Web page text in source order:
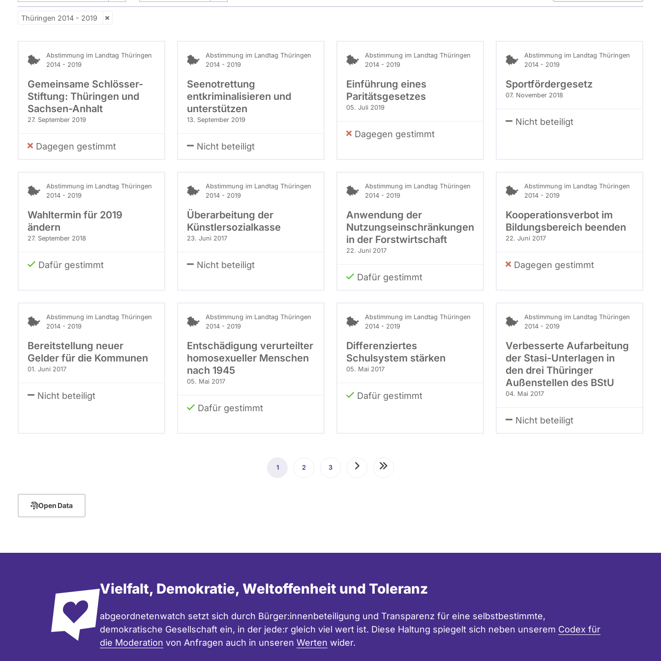
berücksichtigt.
Thüringen 2014 - 2019
Abstimmung im Landtag Thüringen
2014 - 2019
Gemeinsame Schlösser-
Stiftung: Thüringen und
Sachsen-Anhalt
27. September 2019
Dagegen gestimmt
Abstimmung im Landtag Thüringen
2014 - 2019
Seenotrettung
entkriminalisieren und
unterstützen
13. September 2019
Nicht beteiligt
Abstimmung im Landtag Thüringen
2014 - 2019
Einführung eines
Paritätsgesetzes
05. Juli 2019
Dagegen gestimmt
Abstimmung im Landtag Thüringen
2014 - 2019
Sportfördergesetz
07. November 2018
Nicht beteiligt
Abstimmung im Landtag Thüringen
2014 - 2019
Wahltermin für 2019
ändern
27. September 2018
Dafür gestimmt
Abstimmung im Landtag Thüringen
2014 - 2019
Überarbeitung der
Künstlersozialkasse
23. Juni 2017
Nicht beteiligt
Abstimmung im Landtag Thüringen
2014 - 2019
Anwendung der
Nutzungseinschränkungen
in der Forstwirtschaft
22. Juni 2017
Dafür gestimmt
Abstimmung im Landtag Thüringen
2014 - 2019
Kooperationsverbot im
Bildungsbereich beenden
22. Juni 2017
Dagegen gestimmt
Abstimmung im Landtag Thüringen
2014 - 2019
Bereitstellung neuer
Gelder für die Kommunen
01. Juni 2017
Nicht beteiligt
Abstimmung im Landtag Thüringen
2014 - 2019
Entschädigung verurteilter
homosexueller Menschen
nach 1945
05. Mai 2017
Dafür gestimmt
Abstimmung im Landtag Thüringen
2014 - 2019
Differenziertes
Schulsystem stärken
05. Mai 2017
Dafür gestimmt
Abstimmung im Landtag Thüringen
2014 - 2019
Verbesserte Aufarbeitung
der Stasi-Unterlagen in
den drei Thüringer
Außenstellen des BStU
04. Mai 2017
Nicht beteiligt
Aktuelle
1 Seite
2 Seite
3 NächsteLetzte
Open Data
Vielfalt, Demokratie, Weltoffenheit und Toleranz
abgeordnetenwatch setzt sich durch Bürger:innenbeteiligung und Transparenz für eine selbstbestimmte,
demokratische Gesellschaft ein, in der jede:r gleich viel wert ist. Diese Haltung spiegelt sich neben unserem Codex für
die Moderation von Anfragen auch in unseren Werten wider.